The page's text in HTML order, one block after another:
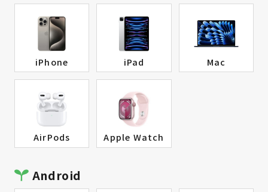
iPhone iPad Mac
AirPods Apple Watch
Android